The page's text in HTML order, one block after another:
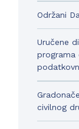
Održani
Uručene
programa
civilnog